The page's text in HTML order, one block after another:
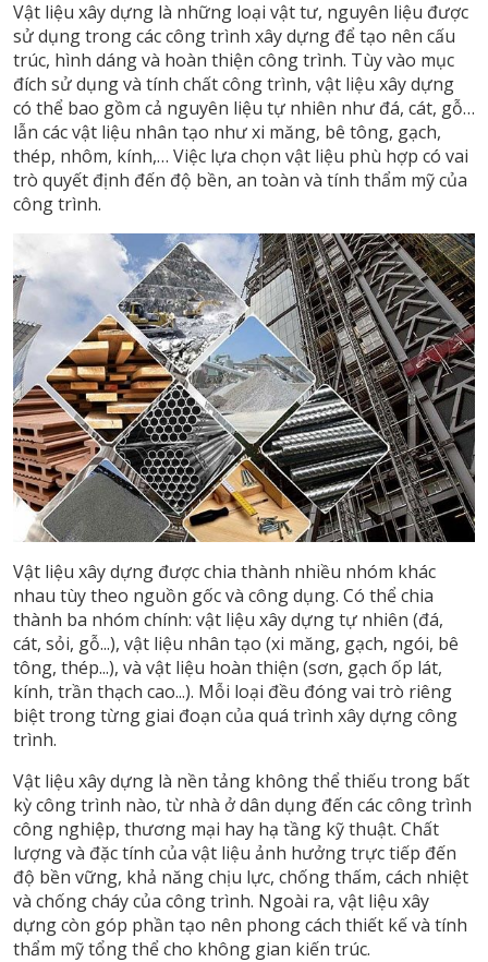
Vật liệu xây dựng là những loại vật tư, nguyên liệu được
sử dụng trong các công trình xây dựng để tạo nên cấu
trúc, hình dáng và hoàn thiện công trình. Tùy vào mục
đích sử dụng và tính chất công trình, vật liệu xây dựng
có thể bao gồm cả nguyên liệu tự nhiên như đá, cát, gỗ…
lẫn các vật liệu nhân tạo như xi măng, bê tông, gạch,
thép, nhôm, kính,… Việc lựa chọn vật liệu phù hợp có vai
trò quyết định đến độ bền, an toàn và tính thẩm mỹ của
công trình.
Vật liệu xây dựng được chia thành nhiều nhóm khác
nhau tùy theo nguồn gốc và công dụng. Có thể chia
thành ba nhóm chính: vật liệu xây dựng tự nhiên (đá,
cát, sỏi, gỗ...), vật liệu nhân tạo (xi măng, gạch, ngói, bê
tông, thép...), và vật liệu hoàn thiện (sơn, gạch ốp lát,
kính, trần thạch cao...). Mỗi loại đều đóng vai trò riêng
biệt trong từng giai đoạn của quá trình xây dựng công
trình.
Vật liệu xây dựng là nền tảng không thể thiếu trong bất
kỳ công trình nào, từ nhà ở dân dụng đến các công trình
công nghiệp, thương mại hay hạ tầng kỹ thuật. Chất
lượng và đặc tính của vật liệu ảnh hưởng trực tiếp đến
độ bền vững, khả năng chịu lực, chống thấm, cách nhiệt
và chống cháy của công trình. Ngoài ra, vật liệu xây
dựng còn góp phần tạo nên phong cách thiết kế và tính
thẩm mỹ tổng thể cho không gian kiến trúc.